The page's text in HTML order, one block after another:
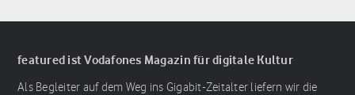
featured ist Vodafones Magazin für digitale Kultur
Als Begleiter auf dem Weg ins Gigabit-Zeitalter liefern wir die